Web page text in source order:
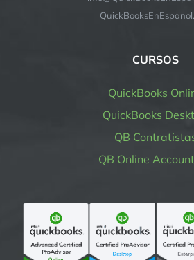
CURSOS
QuickBooks
QuickBooks
QB
QB Online